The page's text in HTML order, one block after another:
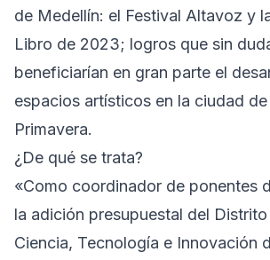
de Medellín: el Festival Altavoz y
Libro de 2023; logros que sin
beneficiarían en gran parte el
espacios artísticos en la ciudad de
Primavera.
¿De qué se trata?
«Como coordinador de ponentes
la adición presupuestal del
Ciencia, Tecnología e Innovación